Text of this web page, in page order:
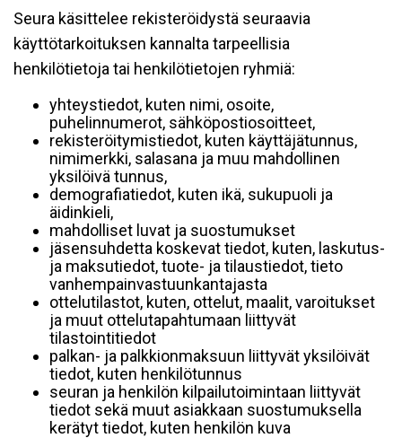
Seura käsittelee rekisteröidystä seuraavia
käyttötarkoituksen kannalta tarpeellisia
henkilötietoja tai henkilötietojen ryhmiä:
yhteystiedot, kuten nimi, osoite,
puhelinnumerot, sähköpostiosoitteet,
rekisteröitymistiedot, kuten käyttäjätunnus,
nimimerkki, salasana ja muu mahdollinen
yksilöivä tunnus,
demografiatiedot, kuten ikä, sukupuoli ja
äidinkieli,
mahdolliset luvat ja suostumukset
jäsensuhdetta koskevat tiedot, kuten, laskutus-
ja maksutiedot, tuote- ja tilaustiedot, tieto
vanhempainvastuunkantajasta
ottelutilastot, kuten, ottelut, maalit, varoitukset
ja muut ottelutapahtumaan liittyvät
tilastointitiedot
palkan- ja palkkionmaksuun liittyvät yksilöivät
tiedot, kuten henkilötunnus
seuran ja henkilön kilpailutoimintaan liittyvät
tiedot sekä muut asiakkaan suostumuksella
kerätyt tiedot, kuten henkilön kuva